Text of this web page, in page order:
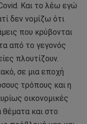
Και το λέω εγώ
δεν νομίζω ότι
που κρύβονται
από το γεγονός
πλουτίζουν.
σε μια εποχή
τρόπους και η
οικονομικές
θέματα και στο